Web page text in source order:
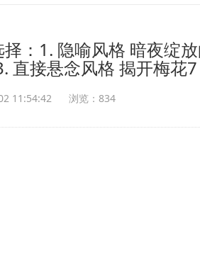
：1. 隐喻风格 暗夜绽
直接悬念风格 揭开梅花
11:54:42 浏览：834